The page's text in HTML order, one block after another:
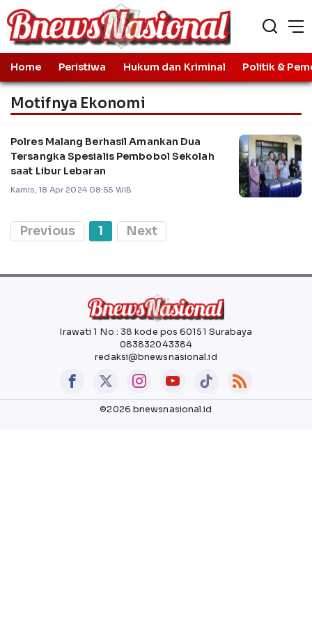
Home Peristiwa Hukum dan Kriminal Politik &
Motifnya Ekonomi
Polres Malang Berhasil Amankan Dua
Tersangka Spesialis Pembobol Sekolah
saat Libur Lebaran
Kamis, 18 Apr 2024 08:55 WIB
Previous 1 Next
Irawati 1 No : 38 kode pos 60151 Surabaya
083832043384
redaksi@bnewsnasional.id
©2026 bnewsnasional.id